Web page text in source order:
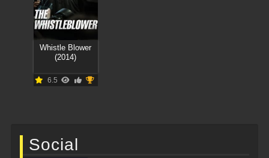
Whistle Blower
(2014)
6.5
Social